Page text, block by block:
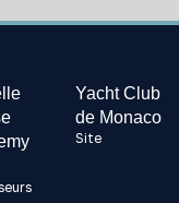
Yacht Club
de Monaco
Site